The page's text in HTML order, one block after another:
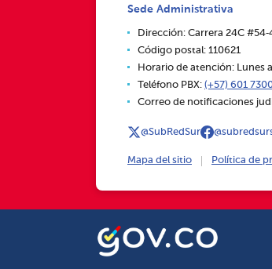
Sede Administrativa
Dirección: Carrera 24C
Código postal: 110621
Horario de atención: Lunes
Teléfono PBX: (+57) 601
Correo de notificaciones
@SubRedSur
Mapa del sitio Política de